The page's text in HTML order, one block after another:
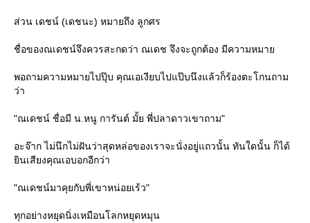
ส่วน เดชน์ (เดชนะ) หมายถึง ลูกศร
ชื่อของณเดชน์จึงควรสะกดว่า ณเดช จึงจะถูกต้อง มีความหมา
พอถามความหมายไปปุ๊บ คุณเอเงียบไปแป๊บนึงแล้วก็ร้องตะโกนถาม
ว่า
"ณเดชน์ ชื่อมี น.หนู การันต์ มั้ย พี่ปลาดาวเขาถาม"
อะจ๊าก ไม่นึกไม่ฝันว่าสุดหล่อของเราจะนั่งอยู่แถวนั้น ทันใดนั้น ก็ได้
ินเสียงคุณเอบอกอีกว่า
"ณเดชน์มาคุยกับพี่เขาหน่อยเร้ว"
ทุกอย่างหยุดนิ่งเหมือนโลกหยุดหมุน